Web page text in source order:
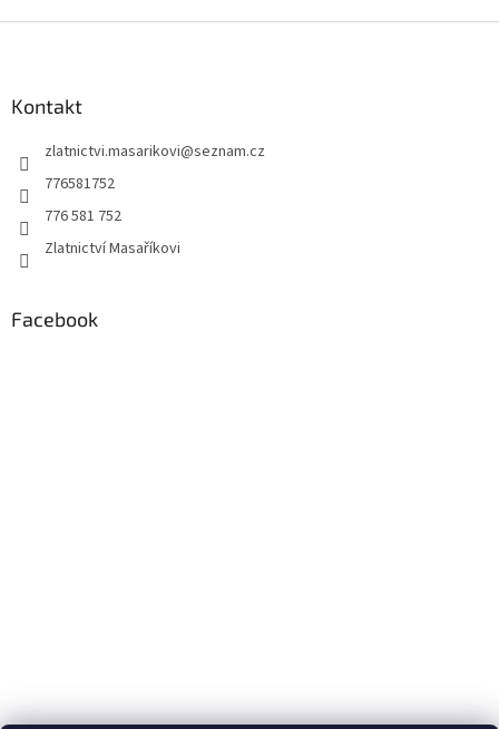
Kontakt
zlatnictvi.masarikovi@seznam.cz
776581752
776 581 752
Zlatnictví Masaříkovi
Facebook